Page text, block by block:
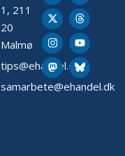
1, 211
20
Malmø
tips@ehandel.dk
samarbete@ehandel.dk